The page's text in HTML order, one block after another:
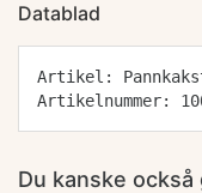
Datablad
Artikel:
Artikelnummer:
Du kanske också